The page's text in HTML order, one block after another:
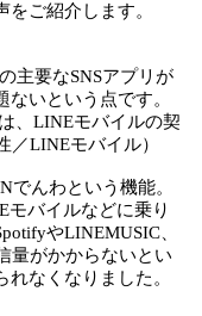
ご紹介します。
主要なSNSアプリが
いという点です。
、LINEモバイルの契
LINEモバイル）
でんわという機能。
モバイルなどに乗り
やLINEMUSIC、
量がかからないとい
なくなりました。